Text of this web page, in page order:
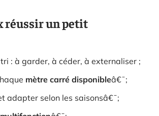
réussir un petit
: à garder, à céder, à externaliser ;
mètre carré disponibleâ€¯;
adapter selon les saisonsâ€¯;